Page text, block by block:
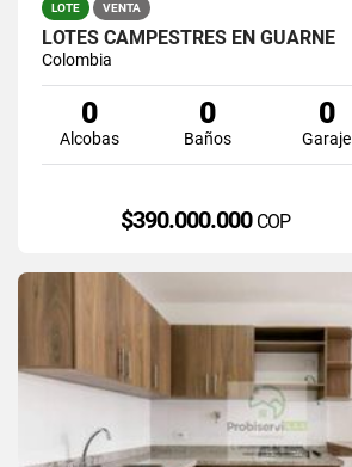
LOTE VENTA
LOTES CAMPESTRES EN GUARNE
Colombia
0
Alcobas
0
Baños
0
Garaje
$390.000.000 COP